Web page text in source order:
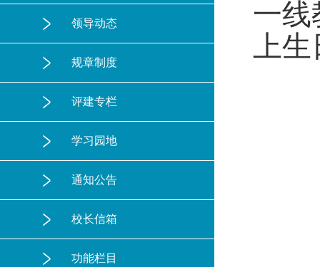
领导动态
规章制度
评建专栏
学习园地
通知公告
校长信箱
功能栏目
一
上